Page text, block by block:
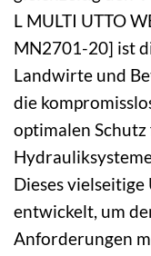
L MULTI UTTO
MN2701-20] ist
Landwirte und
die
optimalen
Dieses
entwickelt, um
Anforderungen